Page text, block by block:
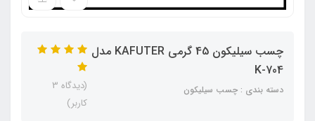
چسب سیلیکون 45 گرمی KAFUTER مدل
K-704
دسته بندی : چسب سیلیکون
(دیدگاه 3
کاربر)